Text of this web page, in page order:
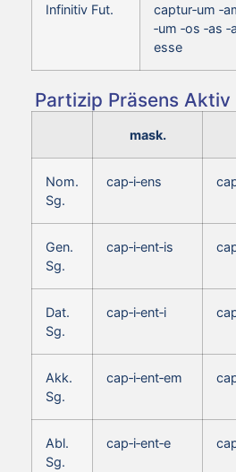
Infinitiv Fut.
captur‑um
‑um ‑os ‑as ‑a
esse
Partizip Präsens Aktiv
mask.
Nom.
Sg.
cap‑i‑ens
Gen.
Sg.
cap‑i‑ent‑is
Dat.
Sg.
cap‑i‑ent‑i
Akk.
Sg.
cap‑i‑ent‑em
Abl.
Sg.
cap‑i‑ent‑e